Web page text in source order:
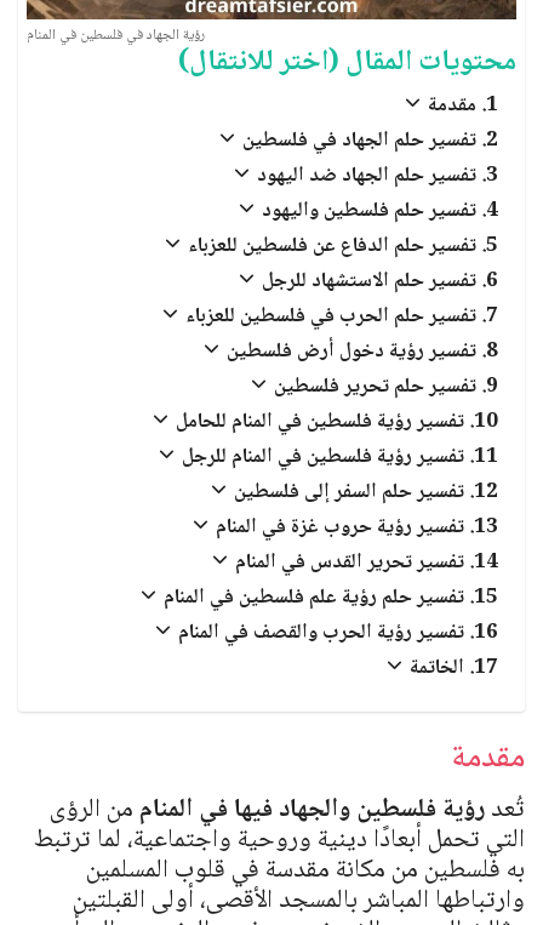
الأنبياء والصحابة
العبادات والشعائر الدينية
الجن والملائكة
رؤية الجهاد في فلسطين في المنام
محتويات المقال (اختر للانتقال)
مقدمة
تفسير حلم الجهاد في فلسطين
تفسير حلم الجهاد ضد اليهود
تفسير حلم فلسطين واليهود
تفسير حلم الدفاع عن فلسطين للعزباء
تفسير حلم الاستشهاد للرجل
تفسير حلم الحرب في فلسطين للعزباء
تفسير رؤية دخول أرض فلسطين
تفسير حلم تحرير فلسطين
تفسير رؤية فلسطين في المنام للحامل
تفسير رؤية فلسطين في المنام للرجل
تفسير حلم السفر إلى فلسطين
تفسير رؤية حروب غزة في المنام
تفسير تحرير القدس في المنام
تفسير حلم رؤية علم فلسطين في المنام
تفسير رؤية الحرب والقصف في المنام
الخاتمة
مقدمة
تُعدرؤية فلسطين والجهاد فيها في المناممن الرؤى
التي تحمل أبعادًا دينية وروحية واجتماعية، لما ترتبط
به فلسطين من مكانة مقدسة في قلوب المسلمين
وارتباطها المباشر بالمسجد الأقصى، أولى القبلتين